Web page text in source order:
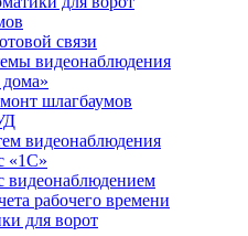
связи
видеонаблюдения
шлагбаумов
видеонаблюдения
«1С»
рабочего времени
для ворот